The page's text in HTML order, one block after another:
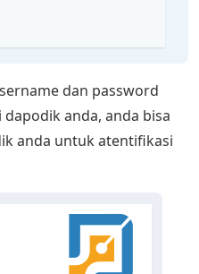
dan password
anda, anda bisa
anda untuk atentifikasi